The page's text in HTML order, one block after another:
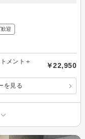
歓迎
メント＋
￥22,950
を見る